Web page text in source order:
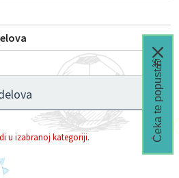
u izabranoj kategoriji. Čeka te popust🎁